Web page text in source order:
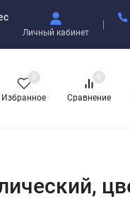
Личный кабинет
Избранное
0
Сравнение
0